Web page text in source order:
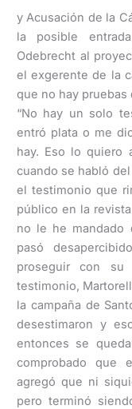
y Acusación de la
la posible
Odebrecht al
el exgerente de la
que no hay
“No hay un solo
entró plata o me
hay. Eso lo quiero
cuando se habló
el testimonio que
público en la
no le he mandado
pasó
proseguir con su
testimonio,
la campaña de
desestimaron y
entonces se
comprobado que
agregó que ni
pero terminó